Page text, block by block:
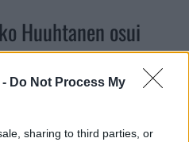
Do Not Process My
sharing to third parties, or
Huuhtanen osui
1753811394481299557?